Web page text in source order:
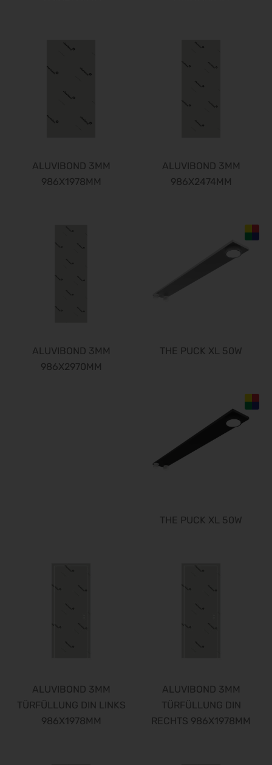
ALUVIBOND 3MM
986X1978MM
ALUVIBOND 3MM
986X2474MM
ALUVIBOND 3MM
986X2970MM
THE PUCK XL 50W
THE PUCK XL 50W
ALUVIBOND 3MM
TÜRFÜLLUNG DIN LINKS
986X1978MM
ALUVIBOND 3MM
TÜRFÜLLUNG DIN
RECHTS 986X1978MM